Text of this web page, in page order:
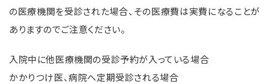
の医療機関を受診された場合、その医療費は実費になることが
ありますのでご注意ください。
入院中に他医療機関の受診予約が入っている場合
かかりつけ医、病院へ定期受診される場合